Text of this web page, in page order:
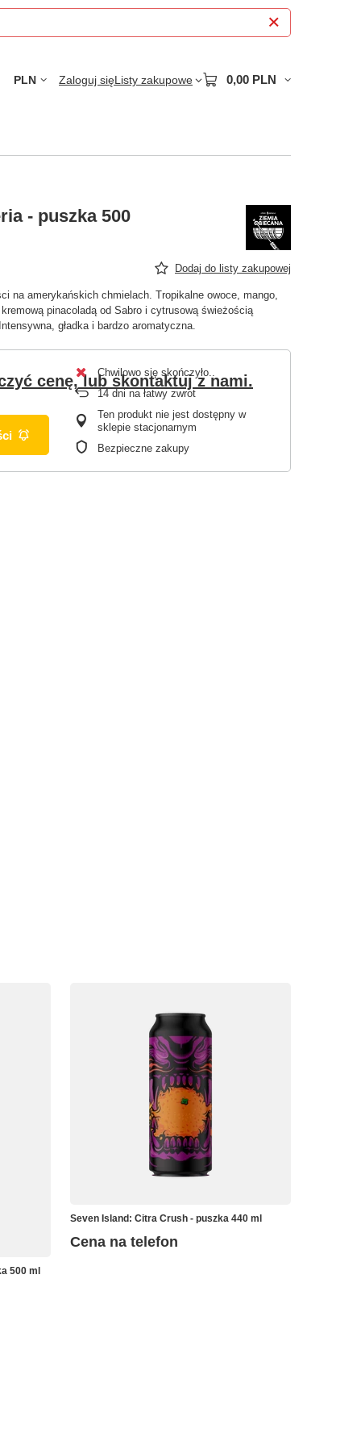
PLN Zaloguj sięListy zakupowe 0,00 PLN
- puszka 500
Dodaj do listy zakupowej
na amerykańskich chmielach. Tropikalne owoce, mango,
pinacoladą od Sabro i cytrusową świeżością
gładka i bardzo aromatyczna.
cenę, lub skontaktuj z nami.
Chwilowo się skończyło.
14 dni na łatwy zwrot
Ten produkt nie jest dostępny w
sklepie stacjonarnym
Bezpieczne zakupy
500 ml
Seven Island: Citra Crush - puszka 440 ml
Cena na telefon